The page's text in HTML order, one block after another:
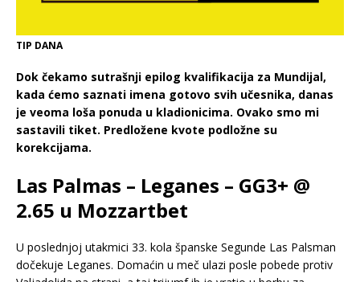
TIP DANA
Dok čekamo sutrašnji epilog kvalifikacija za Mundijal,
kada ćemo saznati imena gotovo svih učesnika, danas
je veoma loša ponuda u kladionicima. Ovako smo mi
sastavili tiket. Predložene kvote podložne su
korekcijama.
Las Palmas – Leganes – GG3+ @
2.65 u Mozzartbet
U poslednjoj utakmici 33. kola španske Segunde Las Palsman
dočekuje Leganes. Domaćin u meč ulazi posle pobede protiv